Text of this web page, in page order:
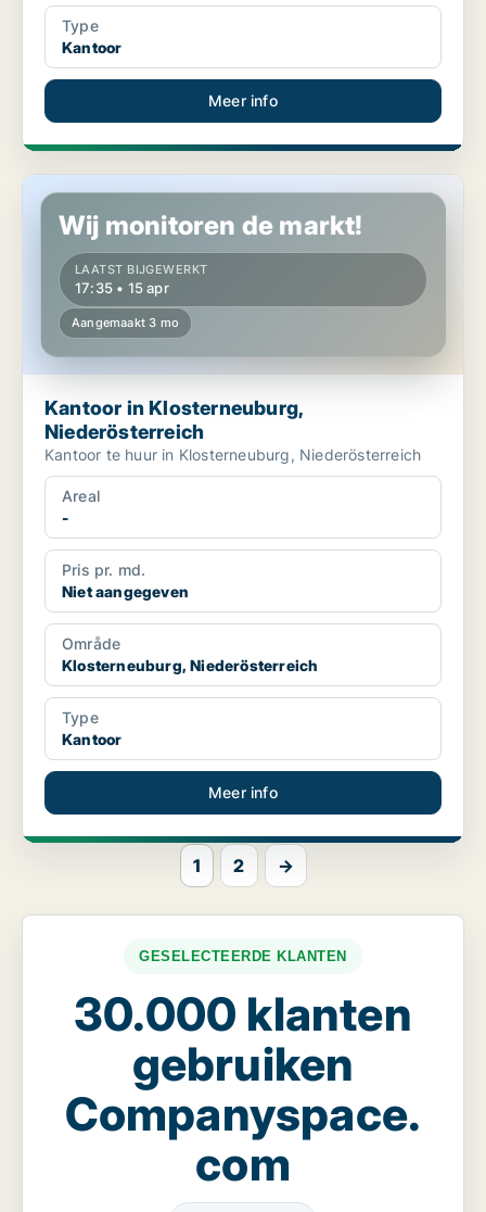
Type
Kantoor
Meer info
Kantoor in Klosterneuburg, Niederösterreich
Wij monitoren de markt!
LAATST BIJGEWERKT
17:35 • 15 apr
Aangemaakt 3 mo
Kantoor in Klosterneuburg,
Niederösterreich
Kantoor te huur in Klosterneuburg, Niederösterreich
Areal
-
Pris pr. md.
Niet aangegeven
Område
Klosterneuburg, Niederösterreich
Type
Kantoor
Meer info
1 2 →
GESELECTEERDE KLANTEN
30.000 klanten
gebruiken
Companyspace.
com